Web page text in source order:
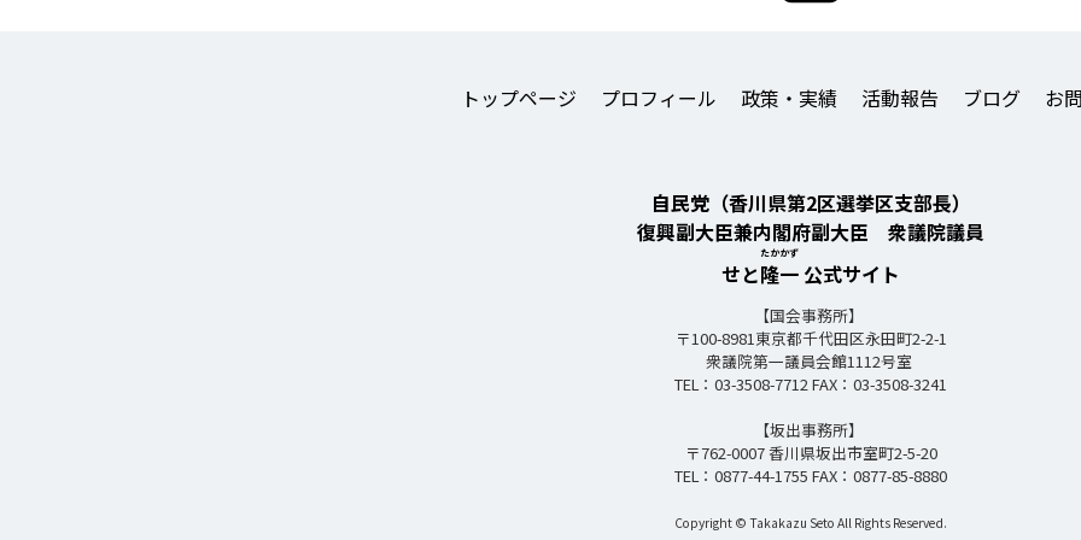
トップページ プロフィール 政策・実績 活動報告 ブログ お
自民党（香川県第2区選挙区支部長）
復興副大臣兼内閣府副大臣 衆議院議員
せと隆一
たかかず
公式サイト
【国会事務所】
〒100-8981東京都千代田区永田町2-2-1
衆議院第一議員会館1112号室
TEL：03-3508-7712 FAX：03-3508-3241
【坂出事務所】
〒762-0007 香川県坂出市室町2-5-20
TEL：0877-44-1755 FAX：0877-85-8880
Copyright © Takakazu Seto All Rights Reserved.